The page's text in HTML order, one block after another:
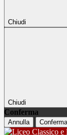
Chiudi
Chiudi
Conferma
Annulla Conferma